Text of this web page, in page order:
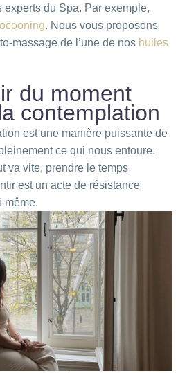
experts du Spa. Par exemple,
. Nous vous proposons
massage de l’une de nos huiles
du moment
contemplation
est une manière puissante de
ce qui nous entoure.
va vite, prendre le temps
est un acte de résistance
même.